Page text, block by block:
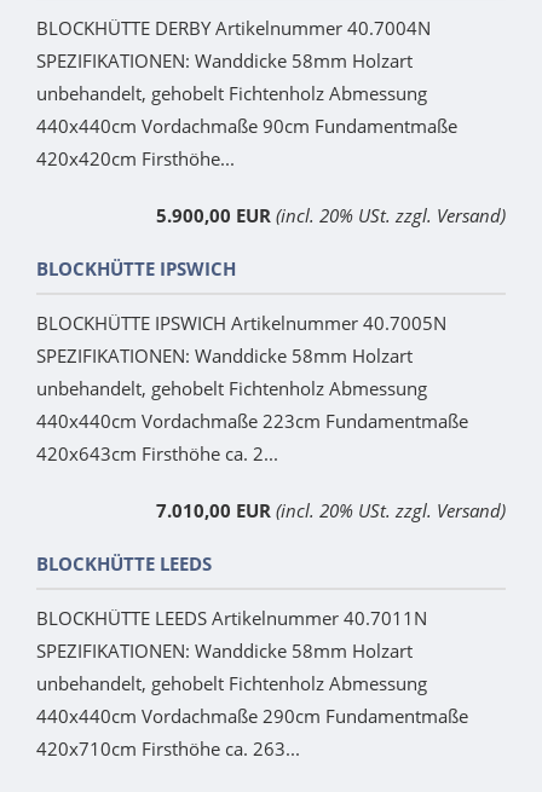
BLOCKHÜTTE DERBY Artikelnummer 40.7004N
SPEZIFIKATIONEN: Wanddicke 58mm Holzart
unbehandelt, gehobelt Fichtenholz Abmessung
440x440cm Vordachmaße 90cm Fundamentmaße
420x420cm Firsthöhe...
5.900,00 EUR (incl. 20% USt. zzgl. Versand)
BLOCKHÜTTE IPSWICH
BLOCKHÜTTE IPSWICH Artikelnummer 40.7005N
SPEZIFIKATIONEN: Wanddicke 58mm Holzart
unbehandelt, gehobelt Fichtenholz Abmessung
440x440cm Vordachmaße 223cm Fundamentmaße
420x643cm Firsthöhe ca. 2...
7.010,00 EUR (incl. 20% USt. zzgl. Versand)
BLOCKHÜTTE LEEDS
BLOCKHÜTTE LEEDS Artikelnummer 40.7011N
SPEZIFIKATIONEN: Wanddicke 58mm Holzart
unbehandelt, gehobelt Fichtenholz Abmessung
440x440cm Vordachmaße 290cm Fundamentmaße
420x710cm Firsthöhe ca. 263...